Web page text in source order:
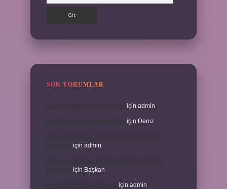
SON YORUMLAR
için admin
için Deniz
için admin
için Başkan
için admin